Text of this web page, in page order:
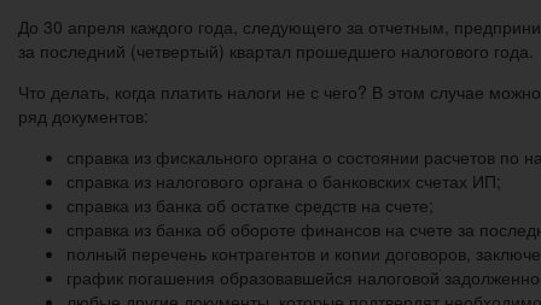
До 30 апреля каждого года, следующего за отчетным,
за последний (четвертый) квартал прошедшего налогового года.
Что делать, когда платить налоги не с чего? В этом случае
ряд документов:
справка из фискального органа о состоянии расчетов по
справка из налогового органа о банковских счетах ИП;
справка из банка об остатке средств на счете;
справка из банка об обороте финансов на счете за
полный перечень контрагентов и копии договоров,
график погашения образовавшейся налоговой